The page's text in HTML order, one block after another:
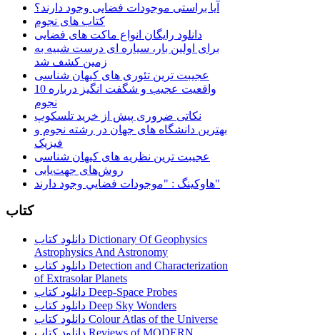
آیا براستی موجودات فضایی وجود دارند؟
کتاب های نجوم
دانلود رایگان انواع ماکت های فضایی
برای اولین بار، سیاره ای درست شبیه به
زمین کشف شد
عجیبت ترین تئوری های کیهان شناسی
10 واقعیت عجیب و شگفت انگیز درباره
نجوم
نکاتی ضروری پیش از خرید تلسکوپ
بهترین دانشگاه های جهان در رشته نجوم و
فیزیک
عجیبت ترین نظریه های کیهان شناسی
روش‌های جهت‌یابی
هاوكينگ : "موجودات فضايي وجود دارند"
کتاب
دانلود کتاب Dictionary Of Geophysics
Astrophysics And Astronomy
دانلود کتاب Detection and Characterization
of Extrasolar Planets
دانلود کتاب Deep-Space Probes
دانلود کتاب Deep Sky Wonders
دانلود کتاب Colour Atlas of the Universe